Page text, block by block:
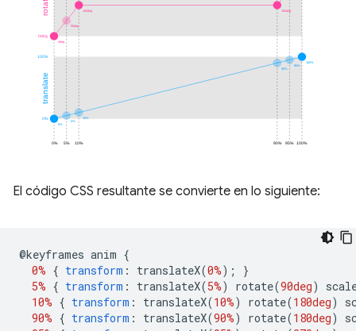
El código CSS resultante se convierte en lo siguiente:
@keyframes anim {
0% { transform : translateX(0%);
}
5% { transform : translateX(5%) rotate(90deg)
10% { transform : translateX(10%) rotate(180deg)
90% { transform : translateX(90%) rotate(180deg)